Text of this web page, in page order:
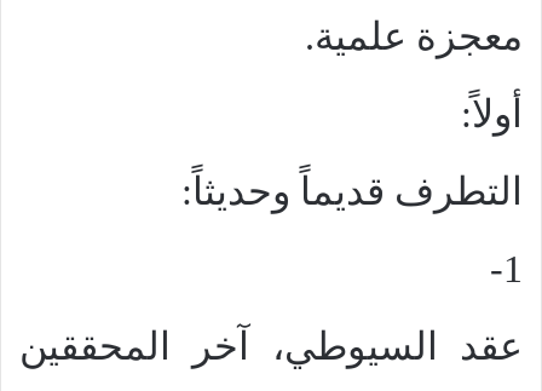
معجزة علمية.
أولاً:
التطرف قديماً وحديثاً:
1-
عقد السيوطي، آخر المحققين